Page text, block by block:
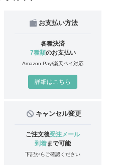
お支払い方法
各種決済
7種類のお支払い
Amazon Pay/楽天ペイ対応
詳細はこちら
キャンセル変更
ご注文後受注メール
到着まで可能
下記からご確認ください